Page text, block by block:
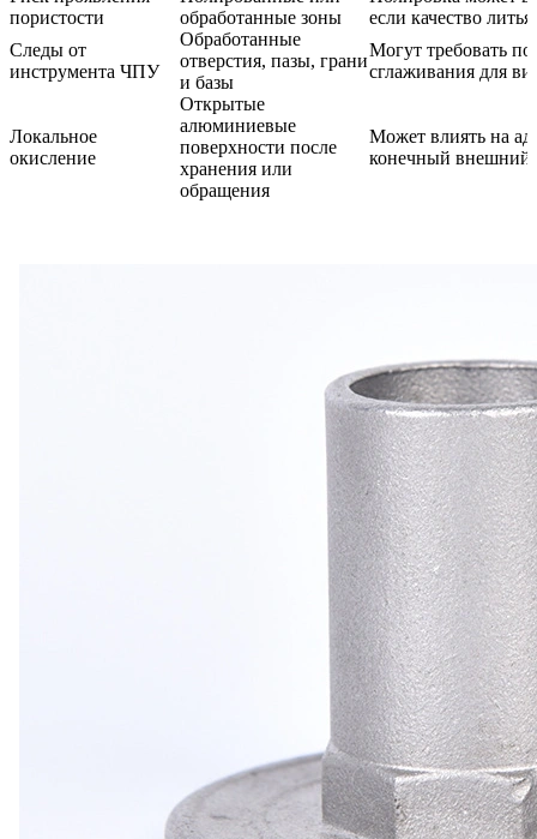
пористости
обработанные зоны
если качество
Следы от
инструмента ЧПУ
Обработанные
отверстия, пазы, грани
и базы
Могут требовать
сглаживания для
Локальное
окисление
Открытые
алюминиевые
поверхности после
хранения или
обращения
Может влиять на
конечный внешний